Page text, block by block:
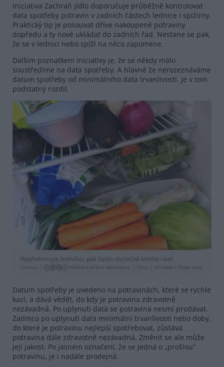
Iniciativa Zachraň jídlo doporučuje průběžně kontrolovat
data spotřeby potravin v zadních částech lednice i spižírny.
Praktický tip je posouvat dříve nakoupené potraviny
dopředu a ty nové ukládat do zadních řad. Nestane se pak,
že se v lednici nebo spíži na něco zapomene.
Dalším poznatkem iniciativy je, že se někdy málo
soustředíme na data spotřeby. A hlavně že nerozeznáváme
datum spotřeby od minimálního data trvanlivosti. Je v tom
podstatný rozdíl.
Nepřekrmujte ledničku, pak často zbytečně krmíte i koš
Licence | Některá práva vyhrazena Foto | chinwei Flickr.com
Datum spotřeby je uvedeno na potravinách, které se rychle
kazí, a dává vědět, do kdy je potravina zdravotně
nezávadná. Po uplynutí data se potravina nesmí prodávat.
Zatímco po uplynutí data minimální trvanlivosti nebo doby,
do které je potravinu nejlepší spotřebovat, zůstává
potravina dále zdravotně nezávadná. Změnit se ale může
její jakost. Po jasném označení, že se jedná o „prošlou“
potravinu, je i nadále prodejná.